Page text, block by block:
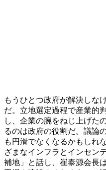
もうひとつ政府が解決しな
だ。立地選定過程で産業的
し、企業の腕をねじ上げた
るのは政府の役割だ。議論
も円滑でなくなるかもしれ
ざまなインフラとインセン
補地」と話し、崔泰源会長